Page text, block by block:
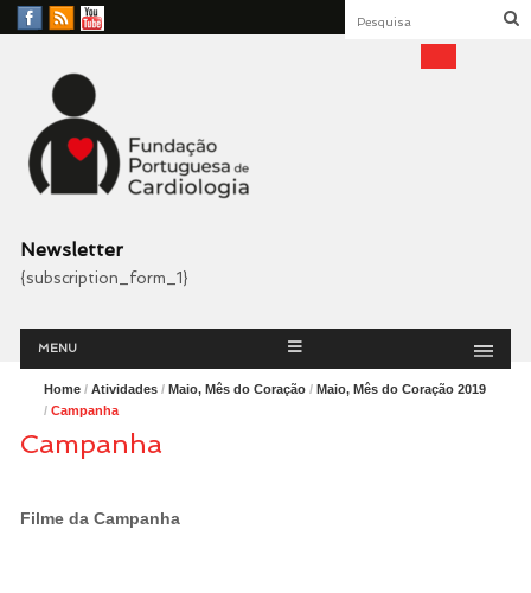
Facebook
RSS
YouTube
Fundação Portuguesa
Cardiologia
Newsletter
{subscription_form_1}
Menu
MENU
Home/ Atividades/ Maio, Mês do Coração/ Maio, Mês do Coração 2019
/ Campanha
Campanha
Filme da Campanha